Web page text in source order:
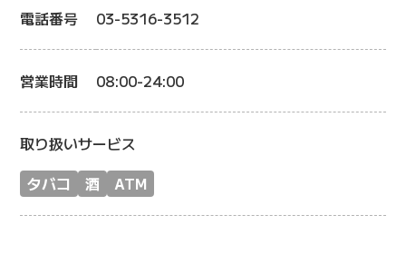
電話番号 03-5316-3512
営業時間 08:00-24:00
取り扱いサービス
タバコ
酒 ATM